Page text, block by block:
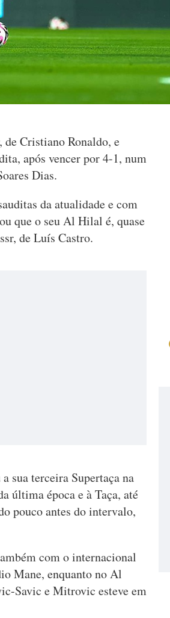
Cristiano Ronaldo, e
após vencer por 4-1, num
Dias.
da atualidade e com
que o seu Al Hilal é, quase
de Luís Castro.
sua terceira Supertaça na
última época e à Taça, até
pouco antes do intervalo,
com o internacional
Mane, enquanto no Al
Savic e Mitrovic esteve em